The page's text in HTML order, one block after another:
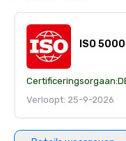
ISO
Certificeringsorgaan:
Verloopt: 25-9-2026